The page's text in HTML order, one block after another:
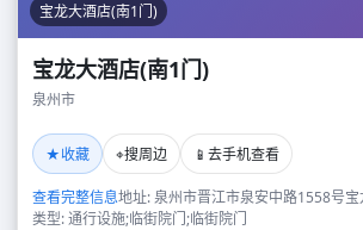
宝龙大酒店(南1门)
宝龙大酒店(南1门)
泉州市
★收藏 ⌖搜周边 📱 去手机查看
查看完整信息地址: 泉州市晋江市泉安中路1558号
类型: 通行设施;临街院门;临街院门